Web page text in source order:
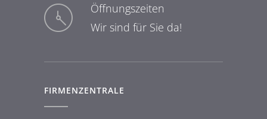
Öffnungszeiten
Wir sind für Sie da!
FIRMENZENTRALE